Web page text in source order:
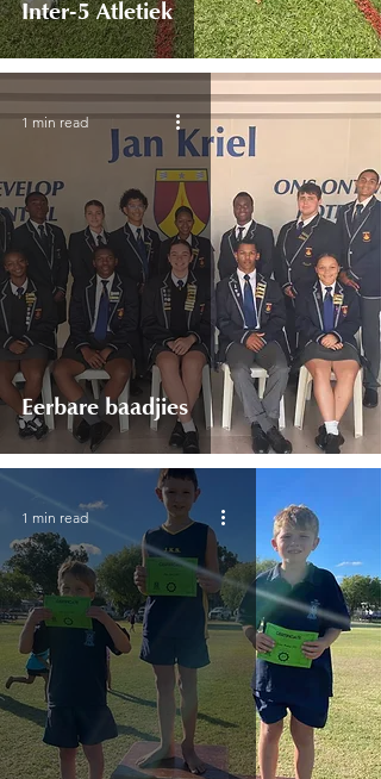
Inter-5 Atletiek
Eerbare baadjies
1 min read
1 min read